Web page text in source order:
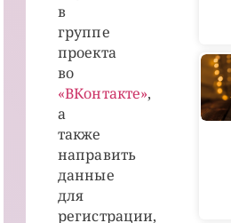
в
группе
проекта
во
«ВКонтакте»,
а
также
направить
данные
для
регистрации,